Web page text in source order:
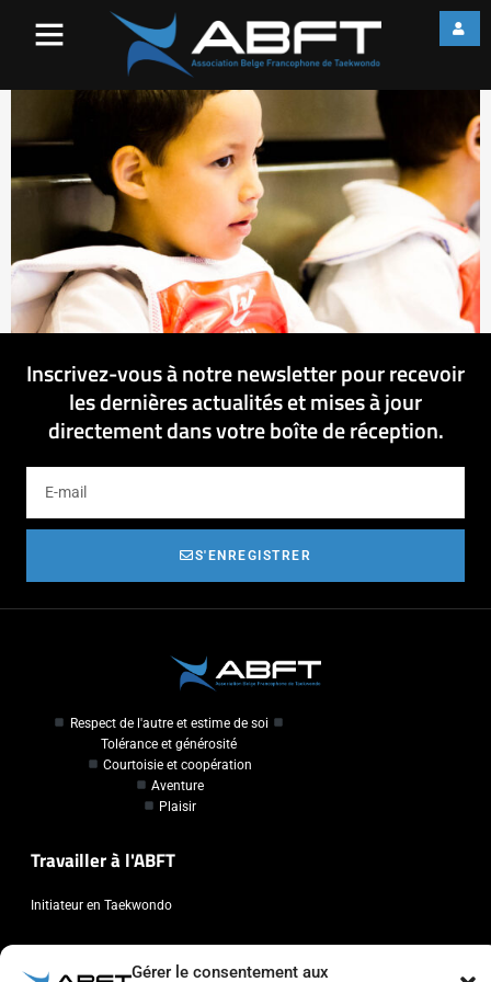
Gérer le consentement aux
Inscrivez-vous à notre newsletter pour recevoir
les dernières actualités et mises à jour
directement dans votre boîte de réception.
S'ENREGISTRER
Respect de l'autre et estime de soi
Tolérance et générosité
Courtoisie et coopération
Aventure
Plaisir
Travailler à l'ABFT
Initiateur en Taekwondo